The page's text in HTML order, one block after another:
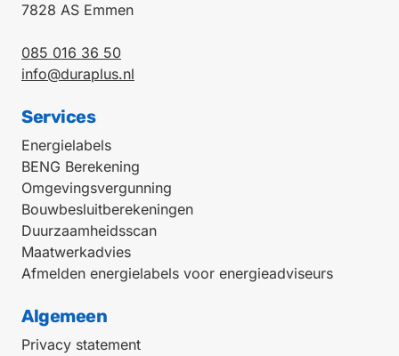
7828 AS Emmen
085 016 36 50
info@duraplus.nl
Services
Energielabels
BENG Berekening
Omgevingsvergunning
Bouwbesluitberekeningen
Duurzaamheidsscan
Maatwerkadvies
Afmelden energielabels voor energieadviseurs
Algemeen
Privacy statement